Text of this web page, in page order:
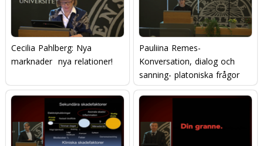
Cecilia Pahlberg: Nya
marknader  nya relationer!
Pauliina Remes-
Konversation, dialog och
sanning- platoniska frågor